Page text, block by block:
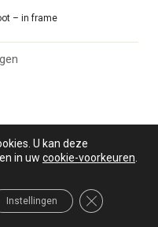
– in frame
U kan deze
in uw cookie-voorkeuren
Instellingen Close GDPR